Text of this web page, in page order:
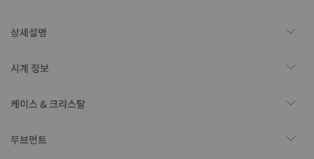
상세설명
시계 정보
케이스 & 크리스탈
무브먼트